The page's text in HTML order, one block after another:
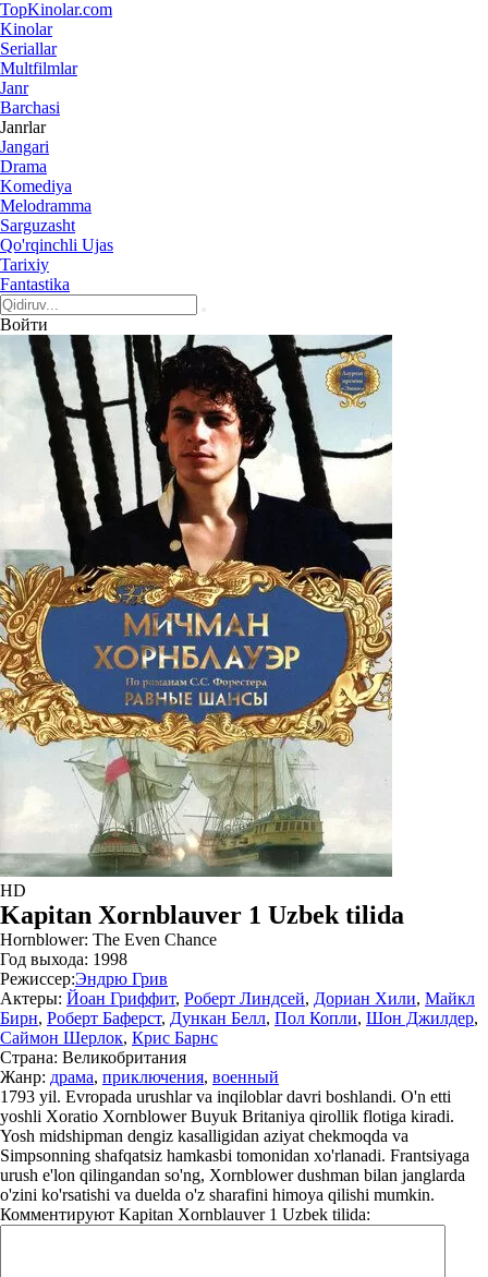
TopKinolar.com
Kinolar
Seriallar
Multfilmlar
Janr
Barchasi
Janrlar
Jangari
Drama
Komediya
Melodramma
Sarguzasht
Qo'rqinchli Ujas
Tarixiy
Fantastika
Войти
HD
Kapitan Xornblauver 1 Uzbek tilida
Hornblower: The Even Chance
Год выхода: 1998
Режиссер:Эндрю Грив
Актеры: Йоан Гриффит, Роберт Линдсей, Дориан Хили, Майкл
Бирн, Роберт Баферст, Дункан Белл, Пол Копли, Шон Джилдер,
Саймон Шерлок, Крис Барнс
Страна: Великобритания
Жанр: драма, приключения, военный
1793 yil. Evropada urushlar va inqiloblar davri boshlandi. O'n etti
yoshli Xoratio Xornblower Buyuk Britaniya qirollik flotiga kiradi.
Yosh midshipman dengiz kasalligidan aziyat chekmoqda va
Simpsonning shafqatsiz hamkasbi tomonidan xo'rlanadi. Frantsiyaga
urush e'lon qilingandan so'ng, Xornblower dushman bilan janglarda
o'zini ko'rsatishi va duelda o'z sharafini himoya qilishi mumkin.
Комментируют Kapitan Xornblauver 1 Uzbek tilida: